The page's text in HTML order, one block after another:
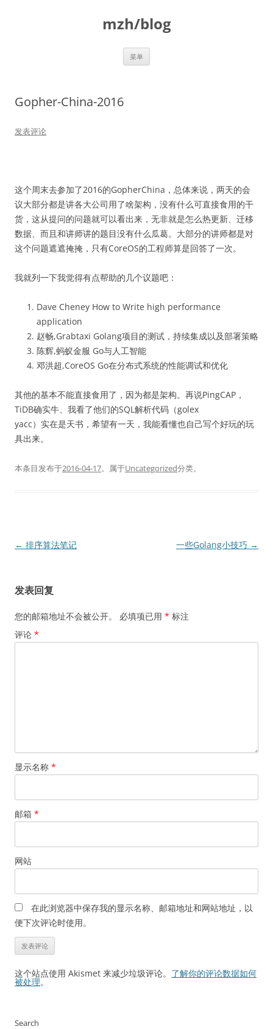
mzh/blog
菜单
Gopher-China-2016
发表评论
这个周末去参加了2016的GopherChina，总体来说，两天的会
议大部分都是讲各大公司用了啥架构，没有什么可直接食用的干
货，这从提问的问题就可以看出来，无非就是怎么热更新、迁移
数据、而且和讲师讲的题目没有什么瓜葛。大部分的讲师都是对
这个问题遮遮掩掩，只有CoreOS的工程师算是回答了一次。
我就列一下我觉得有点帮助的几个议题吧：
Dave Cheney How to Write high performance
application
赵畅,Grabtaxi Golang项目的测试，持续集成以及部署策略
陈辉,蚂蚁金服 Go与人工智能
邓洪超,CoreOS Go在分布式系统的性能调试和优化
其他的基本不能直接食用了，因为都是架构。再说PingCAP，
TiDB确实牛、我看了他们的SQL解析代码（golex
yacc）实在是天书，希望有一天，我能看懂也自己写个好玩的玩
具出来。
本条目发布于2016-04-17。属于Uncategorized分类。
文
航
← 排序算法笔记 一些Golang小技巧 →
发表回复
您的邮箱地址不会被公开。 必填项已用 * 标注
评论 *
显示名称 *
邮箱 *
网站
在此浏览器中保存我的显示名称、邮箱地址和网站地址，以
便下次评论时使用。
这个站点使用 Akismet 来减少垃圾评论。 了解你的评论数据如何
被处理。
Search